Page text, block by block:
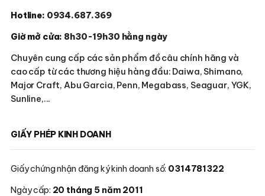
Hotline: 0934.687.369
Giờ mở cửa: 8h30-19h30 hằng ngày
Chuyên cung cấp các sản phẩm đồ câu chính hãng và
cao cấp từ các thương hiệu hàng đầu: Daiwa, Shimano,
Major Craft, Abu Garcia, Penn, Megabass, Seaguar, YGK,
Sunline,...
GIẤY PHÉP KINH DOANH
Giấy chứng nhận đăng ký kinh doanh số: 0314781322
Ngày cấp: 20 tháng 5 năm 2011